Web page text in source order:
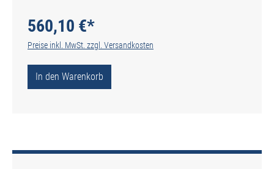
560,10 €*
Preise inkl. MwSt. zzgl. Versandkosten
In den Warenkorb